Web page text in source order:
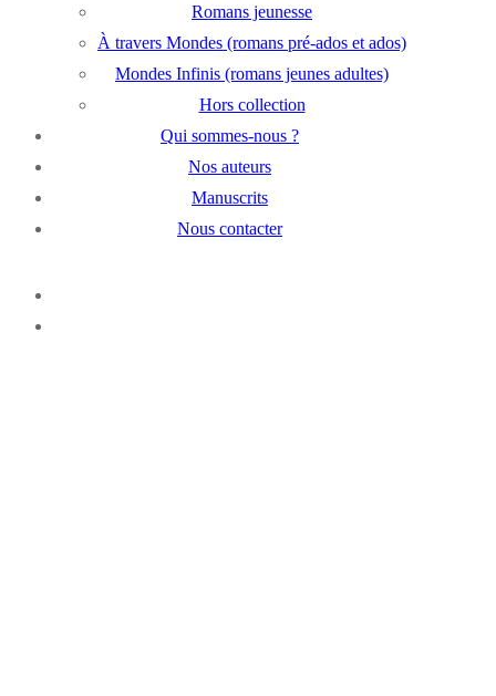
Romans jeunesse
À travers Mondes (romans pré-ados et ados)
Mondes Infinis (romans jeunes adultes)
Hors collection
Qui sommes-nous ?
Nos auteurs
Manuscrits
Nous contacter